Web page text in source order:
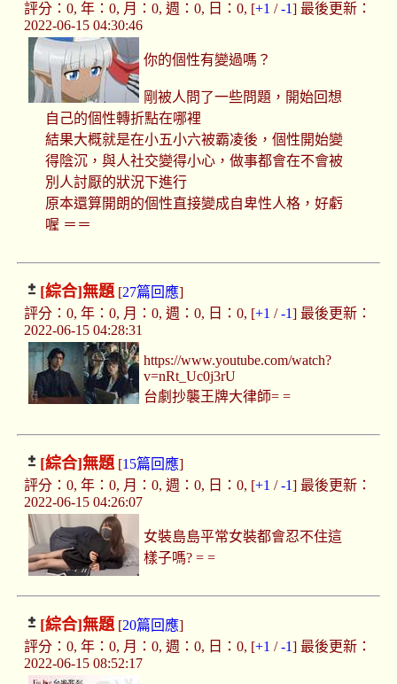
評分：0, 年：0, 月：0, 週：0, 日：0, [+1 /-1] 最後更新：
2022-06-15 04:30:46
你的個性有變過嗎？
剛被人問了一些問題，開始回想
自己的個性轉折點在哪裡
結果大概就是在小五小六被霸凌後，個性開始變
得陰沉，與人社交變得小心，做事都會在不會被
別人討厭的狀況下進行
原本還算開朗的個性直接變成自卑性人格，好虧
喔 ＝＝
[綜合]無題[27篇回應]
評分：0, 年：0, 月：0, 週：0, 日：0, [+1 /-1] 最後更新：
2022-06-15 04:28:31
https://www.youtube.com/watch?
v=nRt_Uc0j3rU
台劇抄襲王牌大律師= =
[綜合]無題[15篇回應]
評分：0, 年：0, 月：0, 週：0, 日：0, [+1 /-1] 最後更新：
2022-06-15 04:26:07
女裝島島平常女裝都會忍不住這
樣子嗎? = =
[綜合]無題[20篇回應]
評分：0, 年：0, 月：0, 週：0, 日：0, [+1 /-1] 最後更新：
2022-06-15 08:52:17